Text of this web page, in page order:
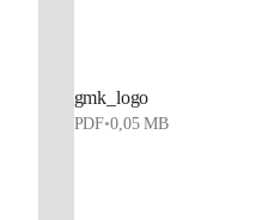
gmk_logo
PDF•0,05 MB